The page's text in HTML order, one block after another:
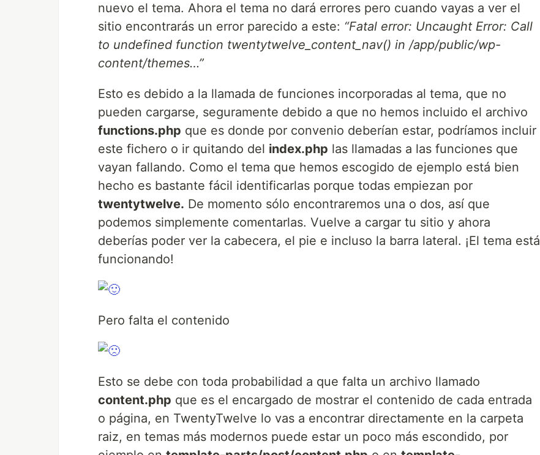
nuevo el tema. Ahora el tema no dará errores pero cuando vayas a ver el
sitio encontrarás un error parecido a este: “Fatal error: Uncaught Error: Call
to undefined function twentytwelve_content_nav() in /app/public/wp-
content/themes…”
Esto es debido a la llamada de funciones incorporadas al tema, que no
pueden cargarse, seguramente debido a que no hemos incluido el archivo
functions.php que es donde por convenio deberían estar, podríamos incluir
este fichero o ir quitando del index.php las llamadas a las funciones que
vayan fallando. Como el tema que hemos escogido de ejemplo está bien
hecho es bastante fácil identificarlas porque todas empiezan por
twentytwelve. De momento sólo encontraremos una o dos, así que
podemos simplemente comentarlas. Vuelve a cargar tu sitio y ahora
deberías poder ver la cabecera, el pie e incluso la barra lateral. ¡El tema está
funcionando!
Pero falta el contenido
Esto se debe con toda probabilidad a que falta un archivo llamado
content.php que es el encargado de mostrar el contenido de cada entrada
o página, en TwentyTwelve lo vas a encontrar directamente en la carpeta
raiz, en temas más modernos puede estar un poco más escondido, por